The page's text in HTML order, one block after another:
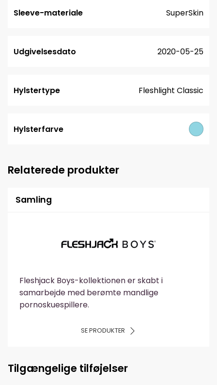
Sleeve-materiale SuperSkin
Udgivelsesdato 2020-05-25
Hylstertype Fleshlight Classic
Hylsterfarve
Relaterede produkter
Samling
Fleshjack Boys-kollektionen er skabt i
samarbejde med berømte mandlige
pornoskuespillere.
SE PRODUKTER
Tilgængelige tilføjelser